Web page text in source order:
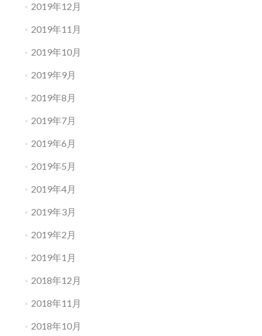
2019年12月
2019年11月
2019年10月
2019年9月
2019年8月
2019年7月
2019年6月
2019年5月
2019年4月
2019年3月
2019年2月
2019年1月
2018年12月
2018年11月
2018年10月